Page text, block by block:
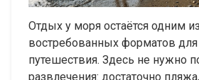
Отдых у моря остаётся одним
востребованных форматов
путешествия. Здесь не нужно
развлечения: достаточно